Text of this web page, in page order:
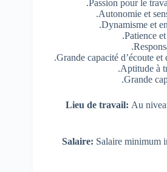
Passion pour le
Autonomie et
Dynamisme et
Patience
Grande capacité d’écoute et
Aptitude à
Grande
Lieu de travail: Au
Salaire: Salaire minimum